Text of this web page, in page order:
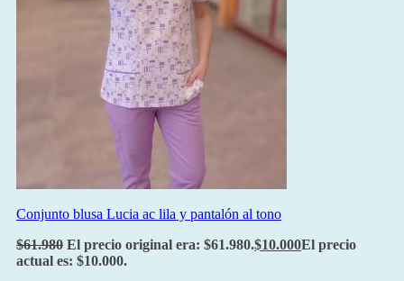
Conjunto blusa Lucia ac lila y pantalón al tono
$61.980 El precio original era: $61.980.$10.000El precio
actual es: $10.000.